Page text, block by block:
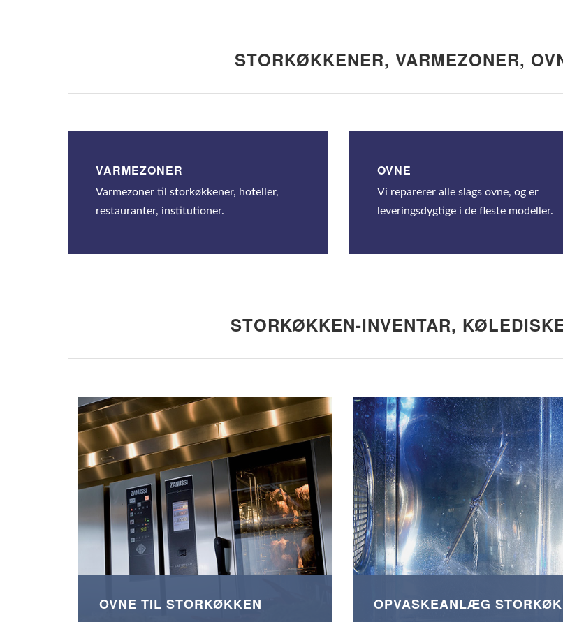
STORKØKKENER, VARMEZONER,
VARMEZONER
Varmezoner til storkøkkener, hoteller,
restauranter, institutioner.
OVNE
Vi reparerer alle slags ovne, og er
leveringsdygtige i de fleste modeller.
STORKØKKEN-INVENTAR,
OVNE TIL STORKØKKEN OPVASKEANLÆG